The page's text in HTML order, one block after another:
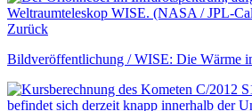
Zurück
Bildveröffentlichung / WISE: Die Wärme